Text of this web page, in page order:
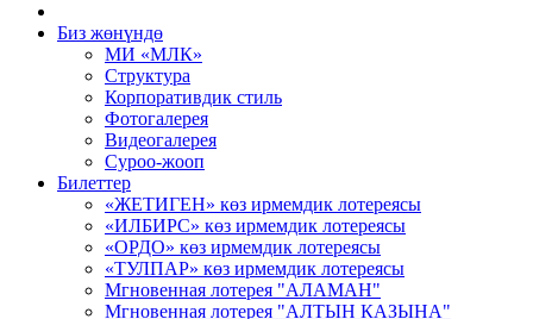
Биз жөнүндө
МИ «МЛК»
Структура
Корпоративдик стиль
Фотогалерея
Видеогалерея
Суроо-жооп
Билеттер
«ЖЕТИГЕН» көз ирмемдик лотереясы
«ИЛБИРС» көз ирмемдик лотереясы
«ОРДО» көз ирмемдик лотереясы
«ТУЛПАР» көз ирмемдик лотереясы
Мгновенная лотерея "АЛАМАН"
Мгновенная лотерея "АЛТЫН КАЗЫНА"